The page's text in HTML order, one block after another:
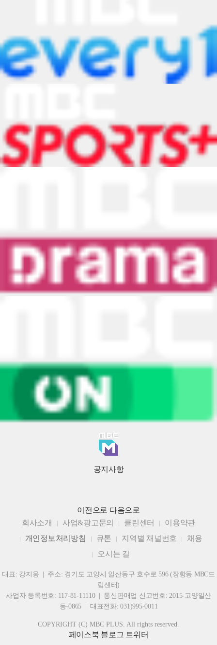
공지사항
이전으로 다음으로
회사소개
사업&광고문의 클린센터
이용약관
개인정보처리방침
큐톤 지역별 채널번호
채용
오시는 길
대표: 강지웅 | 주소: 경기도 고양시 일산동구 호수로 596 (장항동 MBC드
림센터)
사업자 등록번호: 117-81-11110 | 통신판매업 신고번호: 2015-고양일산
동-0865 | 대표전화: 031)995-0011
COPYRIGHT (C) MBC PLUS. All rights reserved.
페이스북 블로그 트위터